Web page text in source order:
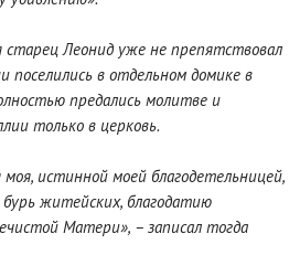
Леонид уже не препятствовал
поселились в отдельном домике в
предались молитве и
только в церковь.
истинной моей благодетельницей,
житейских, благодатию
Матери», – записал тогда